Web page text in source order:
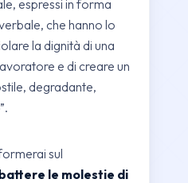
espressi in forma
che hanno lo
la dignità di una
e di creare un
degradante,
sul
le molestie di